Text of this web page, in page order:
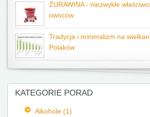
ŻURAWINA - niezwykłe
owoców
Tradycja i minimalizm na
Polaków
KATEGORIE PORAD
Alkohole (1)